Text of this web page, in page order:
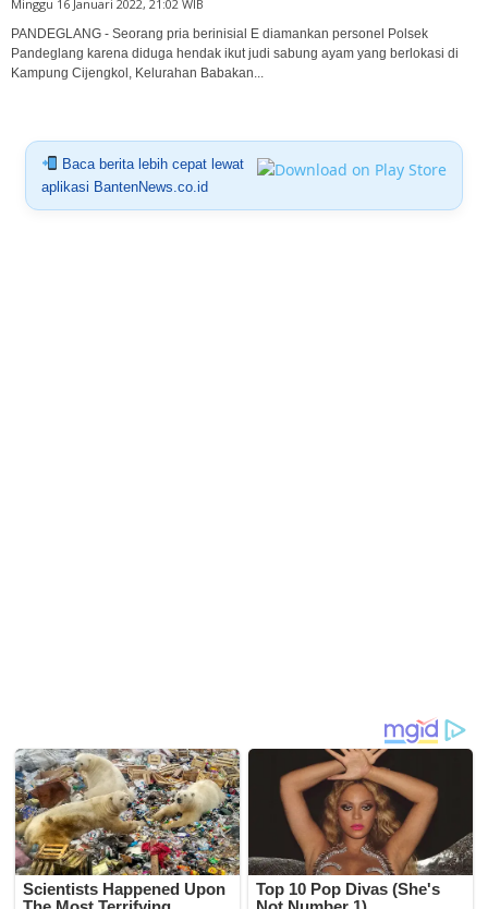
Minggu 16 Januari 2022, 21:02 WIB
PANDEGLANG - Seorang pria berinisial E diamankan personel Polsek
Pandeglang karena diduga hendak ikut judi sabung ayam yang berlokasi di
Kampung Cijengkol, Kelurahan Babakan...
Baca berita lebih cepat lewat
aplikasi BantenNews.co.id